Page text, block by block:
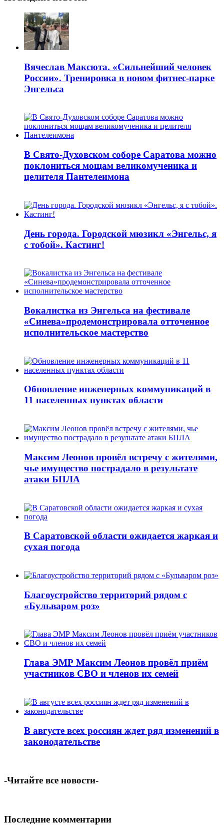
Вячеслав Максюта. «Сильнейший человек
России». Тренировка в новом фитнес-парке
Энгельса
В Свято-Духовском соборе Саратова можно
поклониться мощам великомученика и
целителя Пантелеимона
День города. Городской мюзикл «Энгельс, я
с тобой». Кастинг!
Вокалистка из Энгельса на фестивале
«Синева»продемонстрировала отточенное
исполнительское мастерство
Обновление инженерных коммуникаций в
11 населенных пунктах области
Максим Леонов провёл встречу с жителями,
чье имущество пострадало в результате
атаки БПЛА
В Саратовской области ожидается жаркая и
сухая погода
Благоустройство территорий рядом с
«Бульваром роз»
Глава ЭМР Максим Леонов провёл приём
участников СВО и членов их семей
В августе всех россиян ждет ряд изменений в
законодательстве
-Читайте все новости-
Последние комментарии